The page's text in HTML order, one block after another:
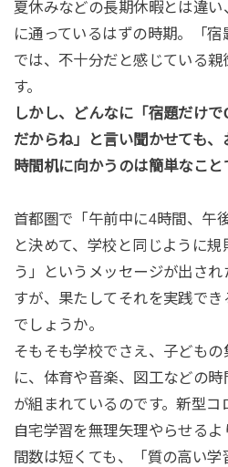
夏休みなどの長期休暇とは違
に通っているはずの時期。「
では、不十分だと感じている
す。
しかし、どんなに「宿題だけ
だからね」と言い聞かせても
時間机に向かうのは簡単なこと
首都圏で「午前中に4時間、午
と決めて、学校と同じように規
う」というメッセージが出さ
すが、果たしてそれを実践で
でしょうか。
そもそも学校でさえ、子ども
に、体育や音楽、図工などの
が組まれているのです。新型
自宅学習を無理矢理やらせる
間数は短くても、「質の高い学